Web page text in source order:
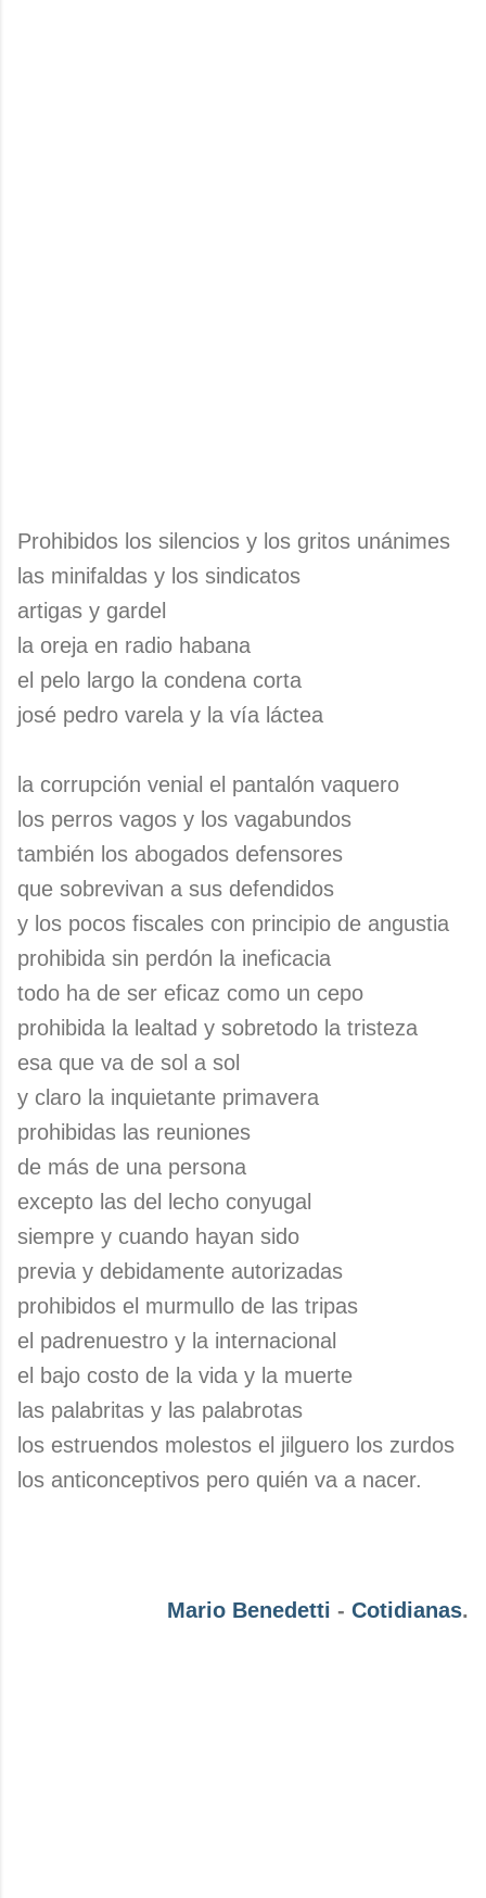
Prohibidos los silencios y los gritos unánimes
las minifaldas y los sindicatos
artigas y gardel
la oreja en radio habana
el pelo largo la condena corta
josé pedro varela y la vía láctea
la corrupción venial el pantalón vaquero
los perros vagos y los vagabundos
también los abogados defensores
que sobrevivan a sus defendidos
y los pocos fiscales con principio de angustia
prohibida sin perdón la ineficacia
todo ha de ser eficaz como un cepo
prohibida la lealtad y sobretodo la tristeza
esa que va de sol a sol
y claro la inquietante primavera
prohibidas las reuniones
de más de una persona
excepto las del lecho conyugal
siempre y cuando hayan sido
previa y debidamente autorizadas
prohibidos el murmullo de las tripas
el padrenuestro y la internacional
el bajo costo de la vida y la muerte
las palabritas y las palabrotas
los estruendos molestos el jilguero los zurdos
los anticonceptivos pero quién va a nacer.
Mario Benedetti - Cotidianas.